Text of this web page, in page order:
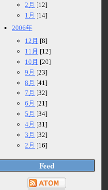
2月 [12]
1月 [14]
2006年
12月 [8]
11月 [12]
10月 [20]
9月 [23]
8月 [41]
7月 [32]
6月 [21]
5月 [34]
4月 [31]
3月 [32]
2月 [16]
Feed